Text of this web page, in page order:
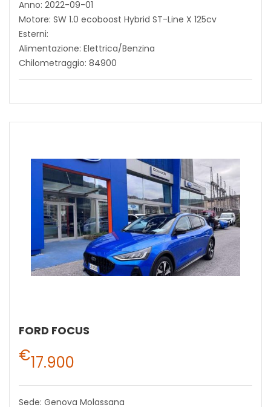
Anno: 2022-09-01
Motore: SW 1.0 ecoboost Hybrid ST-Line X 125cv
Esterni:
Alimentazione: Elettrica/Benzina
Chilometraggio: 84900
FORD FOCUS
€17.900
Sede: Genova Molassana